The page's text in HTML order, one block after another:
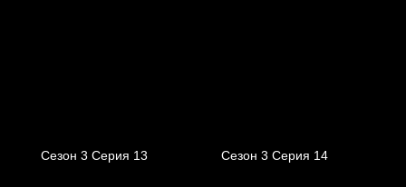
Сезон 3 Серия 13 Сезон 3 Серия 14